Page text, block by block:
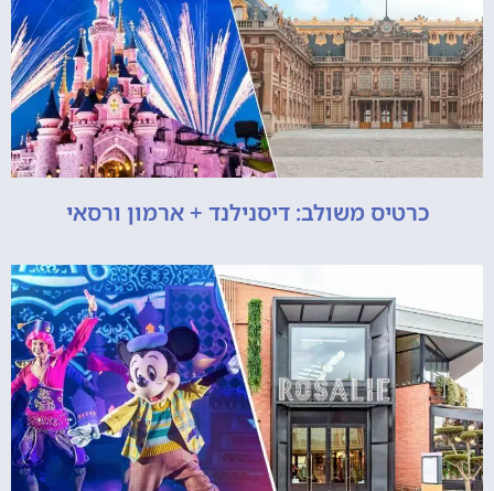
כרטיס משולב: דיסנילנד + ארמון ורסאי